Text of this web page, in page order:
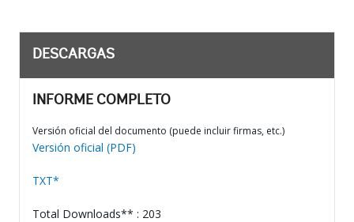
DESCARGAS
INFORME COMPLETO
Versión oficial del documento (puede incluir firmas, etc.)
Versión oficial (PDF)
TXT*
Total Downloads** : 203